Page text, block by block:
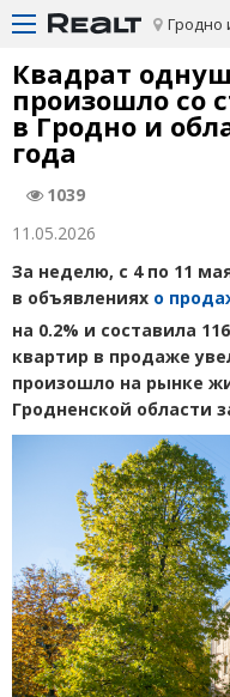
Гродно
Квадрат
произошло со
в Гродно и
года
1039
11.05.2026
За неделю, с 4 по 11
в объявлениях о
на 0.2% и составила
квартир в продаже
произошло на рынке
Гродненской области